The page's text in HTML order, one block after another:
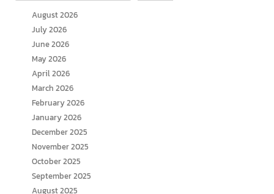
August 2026
July 2026
June 2026
May 2026
April 2026
March 2026
February 2026
January 2026
December 2025
November 2025
October 2025
September 2025
August 2025